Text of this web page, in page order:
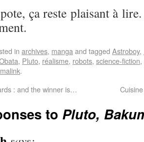
ça reste plaisant à
in archives, manga and tagged Astroboy,
, Pluto, réalisme, robots, science-fiction,
.
: and the winner is…
to Pluto,